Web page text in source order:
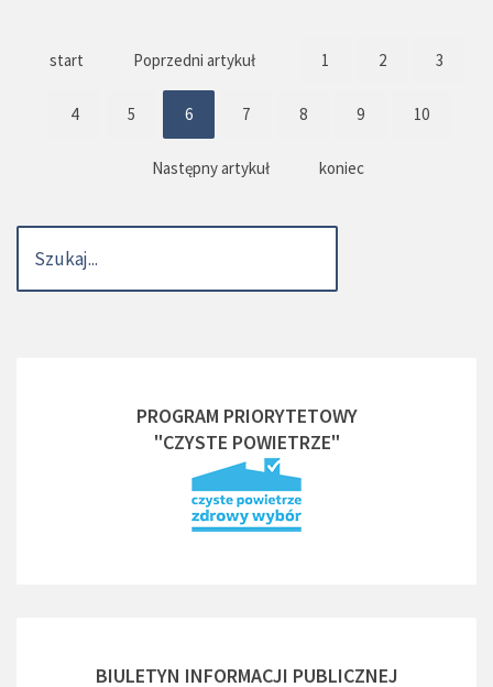
start Poprzedni artykuł 1 2 3
4 5 6 7 8 9 10
Następny artykuł koniec
PROGRAM PRIORYTETOWY
"CZYSTE POWIETRZE"
BIULETYN INFORMACJI PUBLICZNEJ